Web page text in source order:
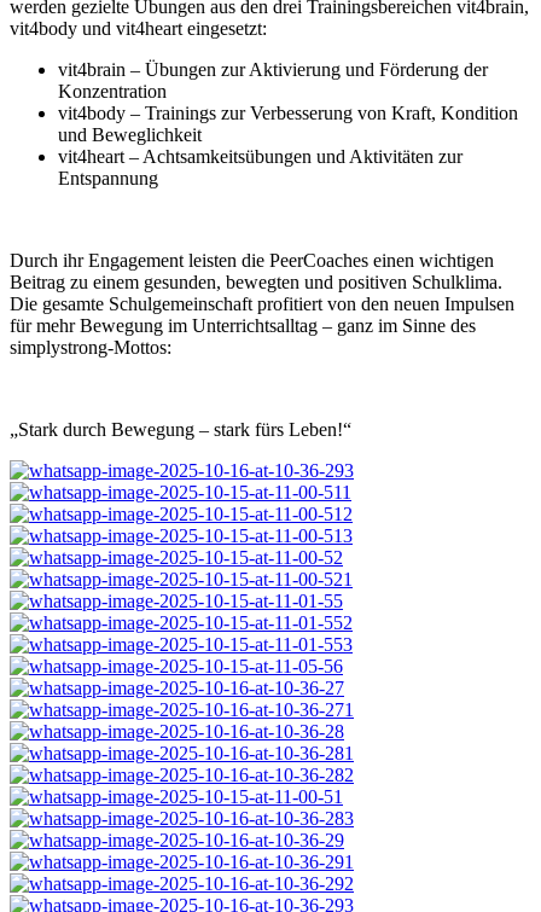
werden gezielte Übungen aus den drei Trainingsbereichen vit4brain,
vit4body und vit4heart eingesetzt:
vit4brain – Übungen zur Aktivierung und Förderung der
Konzentration
vit4body – Trainings zur Verbesserung von Kraft, Kondition
und Beweglichkeit
vit4heart – Achtsamkeitsübungen und Aktivitäten zur
Entspannung
Durch ihr Engagement leisten die PeerCoaches einen wichtigen
Beitrag zu einem gesunden, bewegten und positiven Schulklima.
Die gesamte Schulgemeinschaft profitiert von den neuen Impulsen
für mehr Bewegung im Unterrichtsalltag – ganz im Sinne des
simplystrong-Mottos:
„Stark durch Bewegung – stark fürs Leben!“